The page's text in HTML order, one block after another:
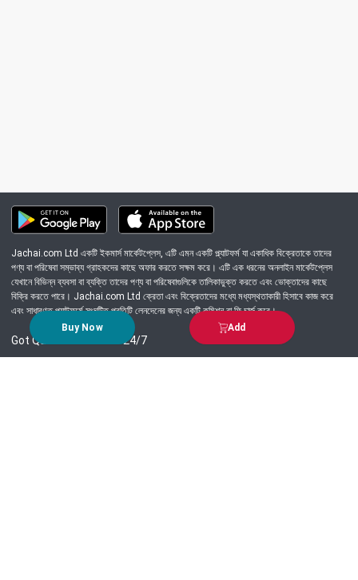
Buy Now Add
Jachai.com Ltd একটি ইকমার্স মার্কেটপ্লেস, এটি এমন একটি প্ল্যাটফর্ম যা একাধিক বিক্রেতাকে তাদের
পণ্য বা পরিষেবা সম্ভাব্য গ্রাহকদের কাছে অফার করতে সক্ষম করে। এটি এক ধরনের অনলাইন মার্কেটপ্লেস
যেখানে বিভিন্ন ব্যবসা বা ব্যক্তি তাদের পণ্য বা পরিষেবাগুলিকে তালিকাভুক্ত করতে এবং ভোক্তাদের কাছে
বিক্রি করতে পারে। Jachai.com Ltd ক্রেতা এবং বিক্রেতাদের মধ্যে মধ্যস্থতাকারী হিসাবে কাজ করে
এবং সাধারণত প্ল্যাটফর্মে সংঘটিত প্রতিটি লেনদেনের জন্য একটি কমিশন বা ফি চার্জ করে।
Got Question? Call us 24/7